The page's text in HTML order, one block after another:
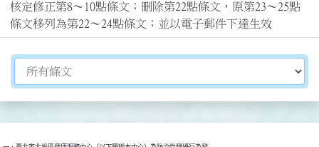
核定修正第8～10點條文；刪除第22點條文，原第23～25點
條文移列為第22～24點條文；並以電子郵件下達生效
切換選擇法規資訊內容